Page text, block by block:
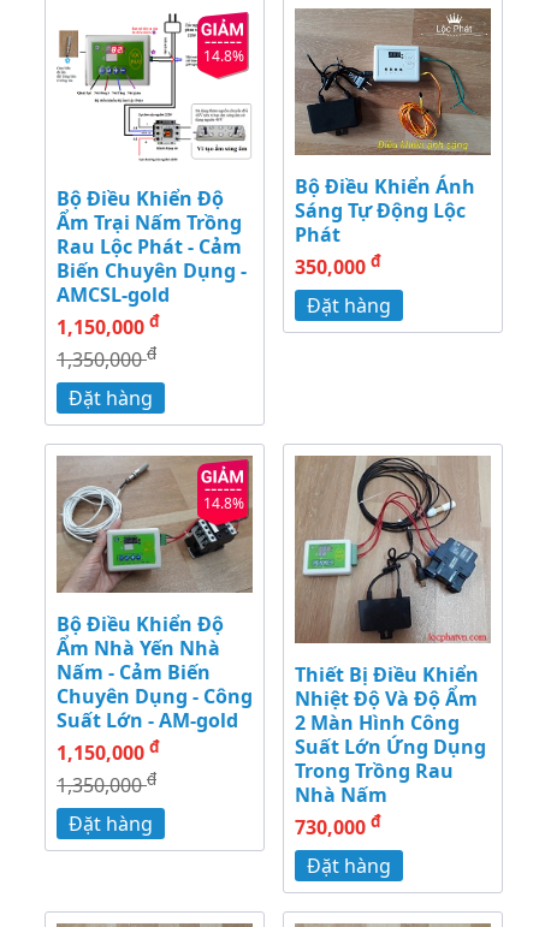
14.8%
Bộ Điều Khiển Độ
Ẩm Trại Nấm Trồng
Rau Lộc Phát - Cảm
Biến Chuyên Dụng -
AMCSL-gold
1,150,000 đ
1,350,000đ
Đặt hàng
Bộ Điều Khiển Ánh
Sáng Tự Động Lộc
Phát
350,000 đ
Đặt hàng
14.8%
Bộ Điều Khiển Độ
Ẩm Nhà Yến Nhà
Nấm - Cảm Biến
Chuyên Dụng - Công
Suất Lớn - AM-gold
1,150,000 đ
1,350,000đ
Đặt hàng
Thiết Bị Điều Khiển
Nhiệt Độ Và Độ Ẩm
2 Màn Hình Công
Suất Lớn Ứng Dụng
Trong Trồng Rau
Nhà Nấm
730,000 đ
Đặt hàng